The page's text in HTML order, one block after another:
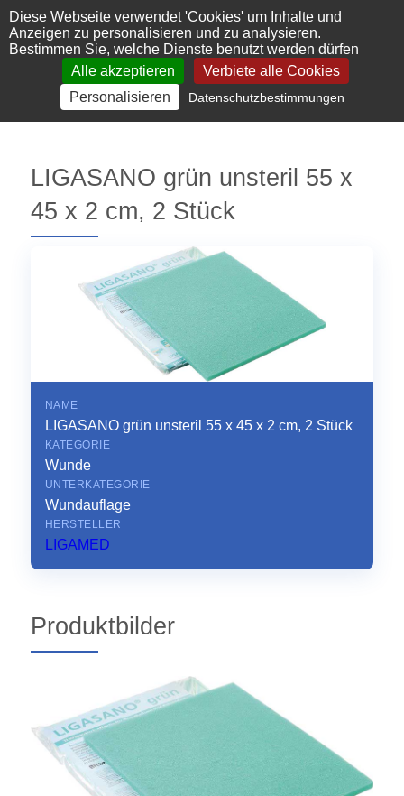
Cookie-Einstellungen
Diese Webseite verwendet 'Cookies' um Inhalte und
Anzeigen zu personalisieren und zu analysieren.
Bestimmen Sie, welche Dienste benutzt werden dürfen
Alle akzeptieren
Verbiete alle Cookies
Personalisieren
Datenschutzbestimmungen
LIGASANO grün unsteril 55 x
45 x 2 cm, 2 Stück
NAME
LIGASANO grün unsteril 55 x 45 x 2 cm, 2 Stück
KATEGORIE
Wunde
UNTERKATEGORIE
Wundauflage
HERSTELLER
LIGAMED
Produktbilder